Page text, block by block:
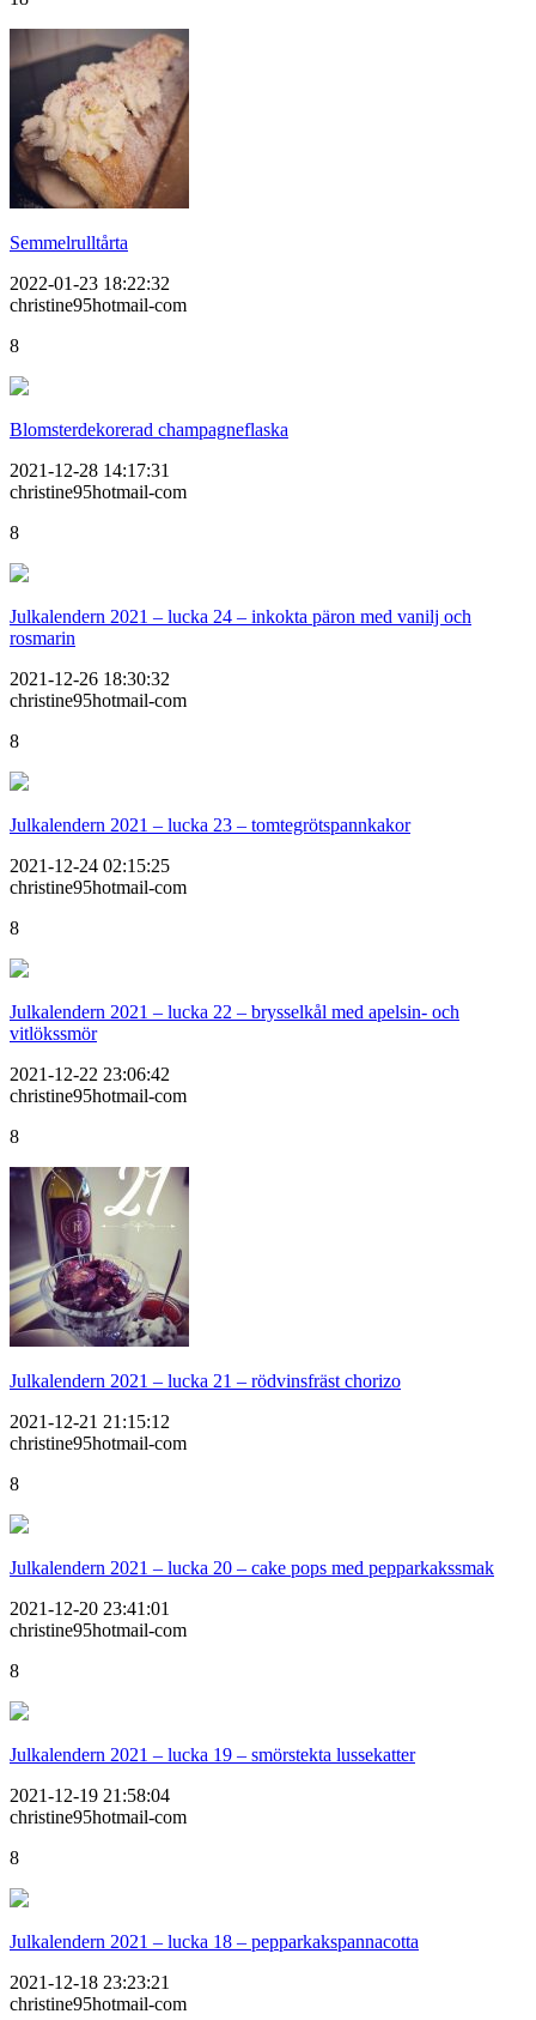
Semmelrulltårta
2022-01-23 18:22:32
christine95hotmail-com
8
Blomsterdekorerad champagneflaska
2021-12-28 14:17:31
christine95hotmail-com
8
Julkalendern 2021 – lucka 24 – inkokta päron med vanilj och
rosmarin
2021-12-26 18:30:32
christine95hotmail-com
8
Julkalendern 2021 – lucka 23 – tomtegrötspannkakor
2021-12-24 02:15:25
christine95hotmail-com
8
Julkalendern 2021 – lucka 22 – brysselkål med apelsin- och
vitlökssmör
2021-12-22 23:06:42
christine95hotmail-com
8
Julkalendern 2021 – lucka 21 – rödvinsfräst chorizo
2021-12-21 21:15:12
christine95hotmail-com
8
Julkalendern 2021 – lucka 20 – cake pops med pepparkakssmak
2021-12-20 23:41:01
christine95hotmail-com
8
Julkalendern 2021 – lucka 19 – smörstekta lussekatter
2021-12-19 21:58:04
christine95hotmail-com
8
Julkalendern 2021 – lucka 18 – pepparkakspannacotta
2021-12-18 23:23:21
christine95hotmail-com